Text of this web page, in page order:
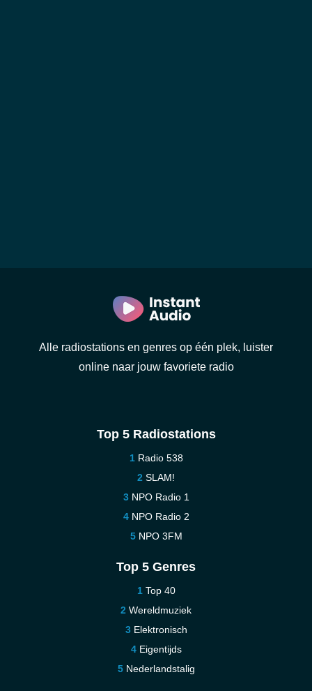
Alle radiostations en genres op één plek, luister
online naar jouw favoriete radio
Top 5 Radiostations
Radio 538
SLAM!
NPO Radio 1
NPO Radio 2
NPO 3FM
Top 5 Genres
Top 40
Wereldmuziek
Elektronisch
Eigentijds
Nederlandstalig